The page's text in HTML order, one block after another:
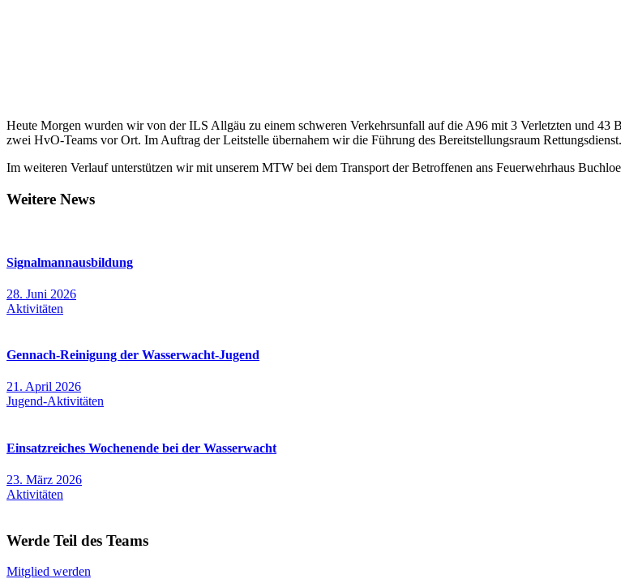
Heute Morgen wurden wir von der ILS Allgäu zu einem schweren Verkehrsunfall auf die A96 mit 3 Verletzten und 43
zwei HvO-Teams vor Ort. Im Auftrag der Leitstelle übernahem wir die Führung des Bereitstellungsraum Rettungsdienst.
Im weiteren Verlauf unterstützen wir mit unserem MTW bei dem Transport der Betroffenen ans Feuerwehrhaus
Weitere News
Signalmannausbildung
28. Juni 2026
Aktivitäten
Gennach-Reinigung der Wasserwacht-Jugend
21. April 2026
Jugend-Aktivitäten
Einsatzreiches Wochenende bei der Wasserwacht
23. März 2026
Aktivitäten
Werde Teil des Teams
Mitglied werden